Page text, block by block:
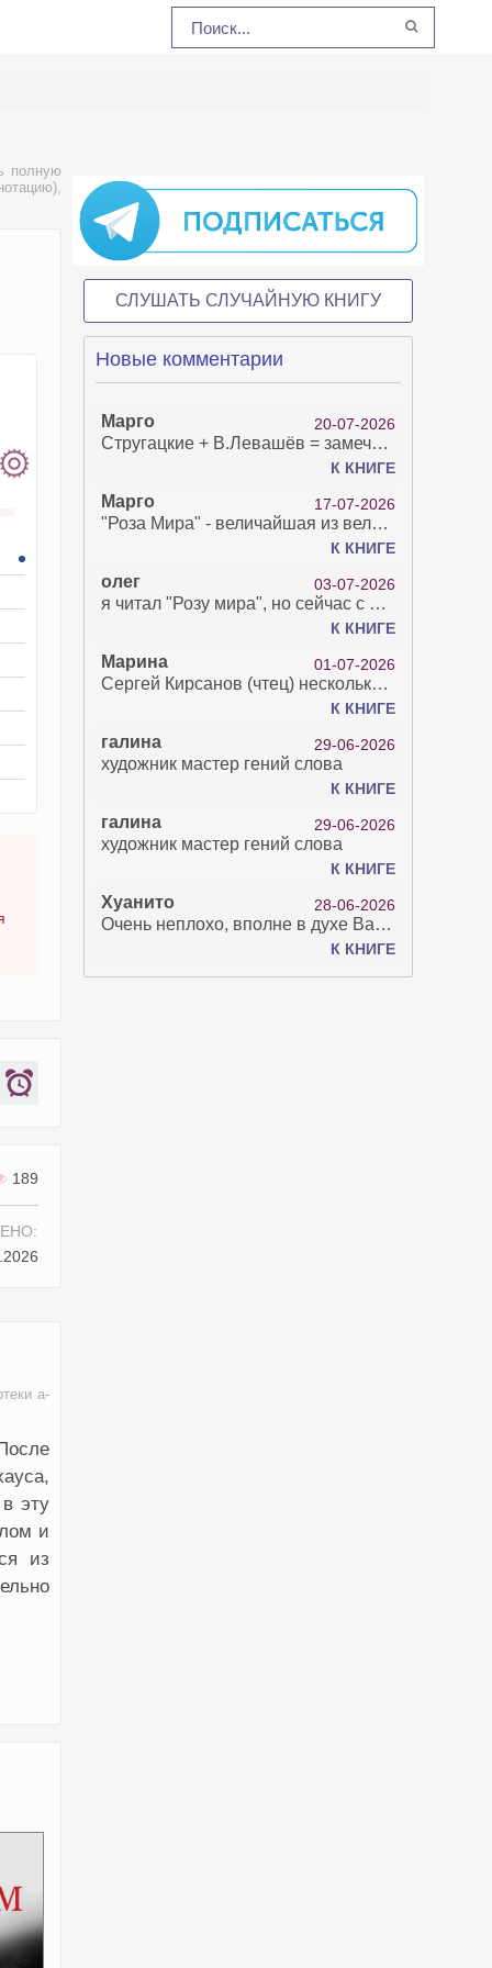
полную
189
a-
эту
и
из
СЛУШАТЬ СЛУЧАЙНУЮ КНИГУ
Новые комментарии
Марго 20-07-2026
Стругацкие + В.Левашёв = замечательно!
К КНИГЕ
Марго 17-07-2026
"Роза Мира" - величайшая из великих Книг - она отвечает на все вопросы, прочитать её нелегко...
К КНИГЕ
олег 03-07-2026
я читал "Розу мира", но сейчас с возрастом зрение рухнуло. Но хочется ещё почитать. Просто захватывает. Хорошо, что есть А КНИГА. Спасибо за вашу работу.
К КНИГЕ
Марина 01-07-2026
Сергей Кирсанов (чтец) несколько раз рыгнул в микрофон. В наушниках это было хорошо слышно и сильно неприятно. Я понимаю, что это бесплатная аудиокнига, но не до такой же степени наплевать на слушателя..
К КНИГЕ
галина 29-06-2026
художник мастер гений слова
К КНИГЕ
галина 29-06-2026
художник мастер гений слова
К КНИГЕ
Хуанито 28-06-2026
Очень неплохо, вполне в духе Варго!)
К КНИГЕ